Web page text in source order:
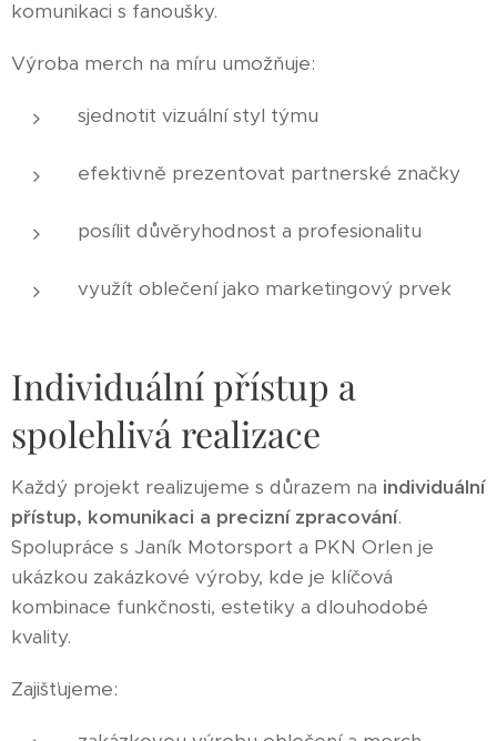
komunikaci s fanoušky.
Výroba merch na míru umožňuje:
sjednotit vizuální styl týmu
efektivně prezentovat partnerské značky
posílit důvěryhodnost a profesionalitu
využít oblečení jako marketingový prvek
Individuální přístup a
spolehlivá realizace
Každý projekt realizujeme s důrazem na individuální
přístup, komunikaci a precizní zpracování.
Spolupráce s Janík Motorsport a PKN Orlen je
ukázkou zakázkové výroby, kde je klíčová
kombinace funkčnosti, estetiky a dlouhodobé
kvality.
Zajišťujeme: